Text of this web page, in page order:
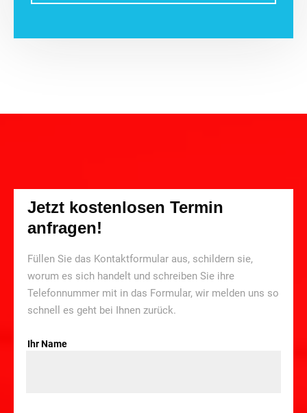
Jetzt kostenlosen Termin
anfragen!
Füllen Sie das Kontaktformular aus, schildern sie,
worum es sich handelt und schreiben Sie ihre
Telefonnummer mit in das Formular, wir melden uns so
schnell es geht bei Ihnen zurück.
Ihr Name